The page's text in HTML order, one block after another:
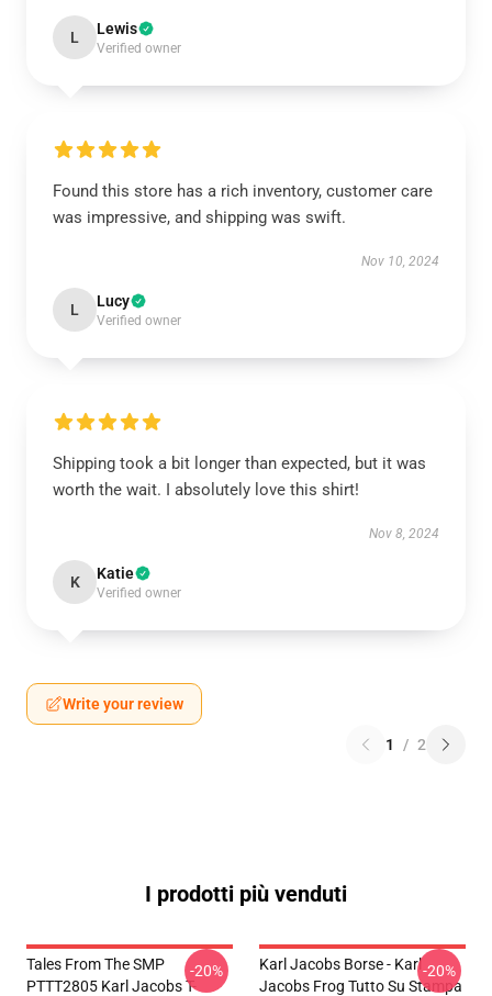
L Lewis
Verified owner
Found this store has a rich inventory, customer care
was impressive, and shipping was swift.
Nov 10, 2024
L Lucy
Verified owner
Shipping took a bit longer than expected, but it was
worth the wait. I absolutely love this shirt!
Nov 8, 2024
K Katie
Verified owner
Write your review
1 / 2
I prodotti più venduti
Tales From The SMP
PTTT2805 Karl Jacobs T-
-20%
Karl Jacobs Borse - Karl
Jacobs Frog Tutto Su Stampa
-20%